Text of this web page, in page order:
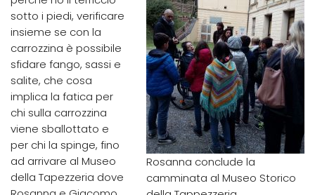
Rosanna conclude la
camminata al Museo Storico
sotto i piedi, verificare
insieme se con la
carrozzina è possibile
sfidare fango, sassi e
salite, che cosa
implica la fatica per
chi sulla carrozzina
viene sballottato e
per chi la spinge, fino
ad arrivare al Museo
della Tapezzeria dove